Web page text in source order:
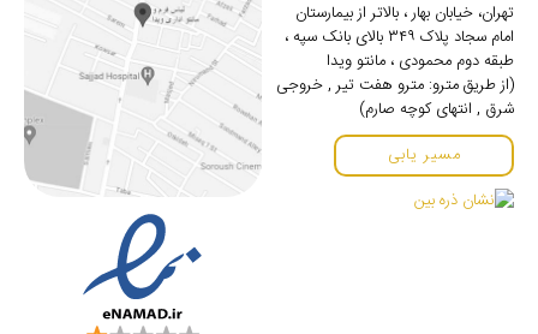
تهران، خیابان بهار ، بالاتر از بیمارستان
امام سجاد پلاک ۳۴۹ بالای بانک سپه ،
طبقه دوم محمودی ، مانتو ویدا
(از طریق مترو: مترو هفت تیر , خروجی
شرق , انتهای کوچه صارم)
مسیر یابی